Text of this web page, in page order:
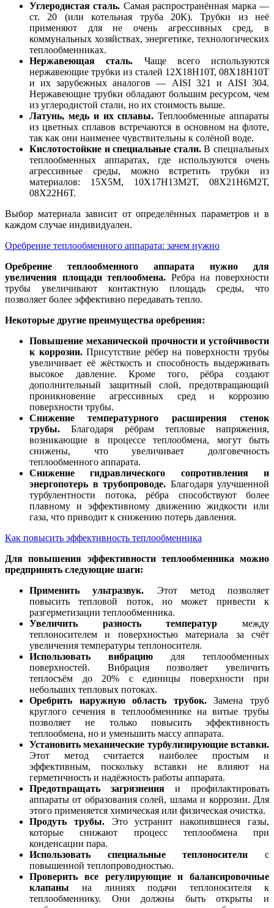
Углеродистая сталь. Самая распространённая марка —
ст. 20 (или котельная труба 20К). Трубки из неё
применяют для не очень агрессивных сред, в
коммунальных хозяйствах, энергетике, технологических
теплообменниках.
Нержавеющая сталь. Чаще всего используются
нержавеющие трубки из сталей 12Х18Н10Т, 08Х18Н10Т
и их зарубежных аналогов — AISI 321 и AISI 304.
Нержавеющие трубки обладают большим ресурсом, чем
из углеродистой стали, но их стоимость выше.
Латунь, медь и их сплавы. Теплообменные аппараты
из цветных сплавов встречаются в основном на флоте,
так как они наименее чувствительны к солёной воде.
Кислотостойкие и специальные стали.В специальных
теплообменных аппаратах, где используются очень
агрессивные среды, можно встретить трубки из
материалов: 15Х5М, 10Х17Н13М2Т, 08Х21Н6М2Т,
08Х22Н6Т.
Выбор материала зависит от определённых параметров и в
каждом случае индивидуален.
Оребрение теплообменного аппарата: зачем нужно
Оребрение теплообменного аппарата нужно для
увеличения площади теплообмена. Ребра на поверхности
трубы увеличивают контактную площадь среды, что
позволяет более эффективно передавать тепло.
Некоторые другие преимущества оребрения:
Повышение механической прочности и устойчивости
к коррозии.Присутствие рёбер на поверхности трубы
увеличивает её жёсткость и способность выдерживать
высокое давление. Кроме того, рёбра создают
дополнительный защитный слой, предотвращающий
проникновение агрессивных сред и коррозию
поверхности трубы.
Снижение температурного расширения стенок
трубы. Благодаря рёбрам тепловые напряжения,
возникающие в процессе теплообмена, могут быть
снижены, что увеличивает долговечность
теплообменного аппарата.
Снижение гидравлического сопротивления и
энергопотерь в трубопроводе. Благодаря улучшенной
турбулентности потока, рёбра способствуют более
плавному и эффективному движению жидкости или
газа, что приводит к снижению потерь давления.
Как повысить эффективность теплообменника
Для повышения эффективности теплообменника можно
предпринять следующие шаги:
Применить ультразвук. Этот метод позволяет
повысить тепловой поток, но может привести к
разгерметизации теплообменника.
Увеличить разность температур между
теплоносителем и поверхностью материала за счёт
увеличения температуры теплоносителя.
Использовать вибрацию для теплообменных
поверхностей. Вибрация позволяет увеличить
теплосъём до 20% с единицы поверхности при
небольших тепловых потоках.
Оребрить наружную область трубок.Замена труб
круглого сечения в теплообменнике на витые трубы
позволяет не только повысить эффективность
теплообмена, но и уменьшить массу аппарата.
Установить механические турбулизирующие вставки.
Этот метод считается наиболее простым и
эффективным, поскольку вставки не влияют на
герметичность и надёжность работы аппарата.
Предотвращать загрязнения и профилактировать
аппараты от образования солей, шлама и коррозии. Для
этого применяется химическая или физическая очистка.
Продуть трубы.Это устранит накопившиеся газы,
которые снижают процесс теплообмена при
конденсации пара.
Использовать специальные теплоносители с
повышенной теплопроводностью.
Проверить все регулирующие и балансировочные
клапаны на линиях подачи теплоносителя к
теплообменнику. Они должны быть открыты и